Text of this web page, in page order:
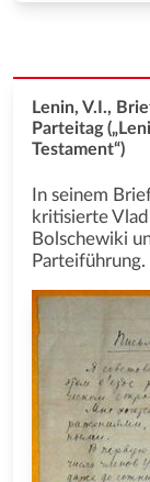
Lenin, V.I.,
Parteitag
Testament“)
In seinem
kritisierte
Bolschewiki
Parteiführung.